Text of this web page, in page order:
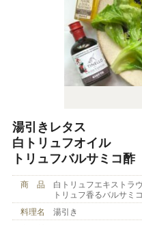
湯引きレタス
白トリュフオイル
トリュフバルサミコ酢
商 品
白トリュフエキストラ
トリュフ香るバルサミ
料理名
湯引き